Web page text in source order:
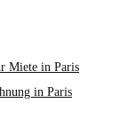
Miete in Paris
in Paris